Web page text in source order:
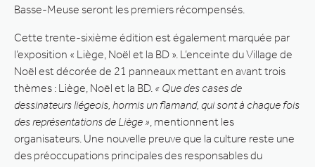
Basse-Meuse seront les premiers récompensés.
Cette trente-sixième édition est également marquée par
l’exposition « Liège, Noël et la BD ». L’enceinte du Village de
Noël est décorée de 21 panneaux mettant en avant trois
thèmes : Liège, Noël et la BD. « Que des cases de
dessinateurs liégeois, hormis un flamand, qui sont à chaque fois
des représentations de Liège » , mentionnent les
organisateurs. Une nouvelle preuve que la culture reste une
des préoccupations principales des responsables du